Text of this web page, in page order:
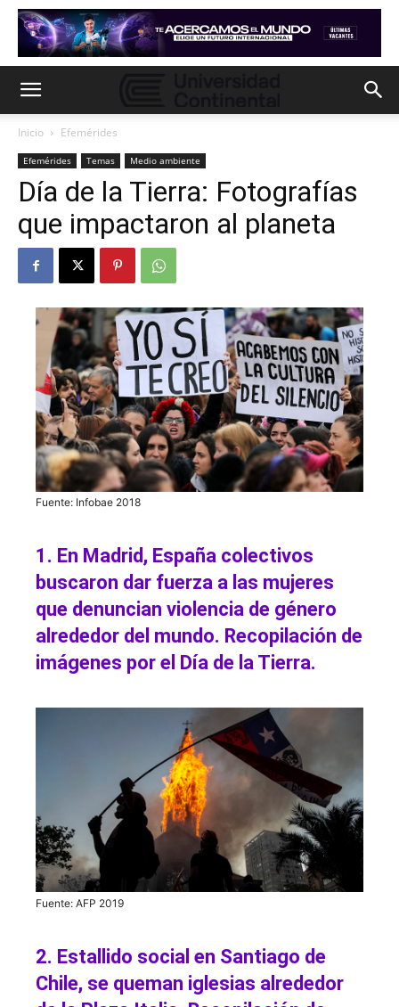
Inicio Efemérides
Efemérides Temas Medio ambiente
Día de la Tierra: Fotografías
que impactaron al planeta
Fuente: Infobae 2018
1. En Madrid, España colectivos
buscaron dar fuerza a las mujeres
que denuncian violencia de género
alrededor del mundo. Recopilación de
imágenes por el Día de la Tierra.
Fuente: AFP 2019
2. Estallido social en Santiago de
Chile, se queman iglesias alrededor